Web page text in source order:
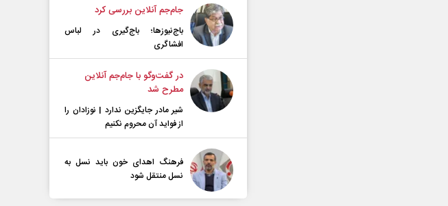
جام‌جم آنلاین بررسی کرد
باج‌نیوزها؛ باج‌گیری در لباس
افشاگری
در گفت‌و‌گو با جام‌جم آنلاین
مطرح شد
شیر مادر جایگزین ندارد | نوزادان را
از فواید آن محروم نکنیم
فرهنگ اهدای خون باید نسل به
نسل منتقل شود